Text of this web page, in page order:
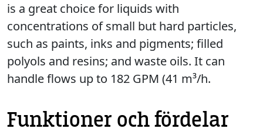
is a great choice for liquids with
concentrations of small but hard particles,
such as paints, inks and pigments; filled
polyols and resins; and waste oils. It can
handle flows up to 182 GPM (41 m³/h.
Funktioner och fördelar